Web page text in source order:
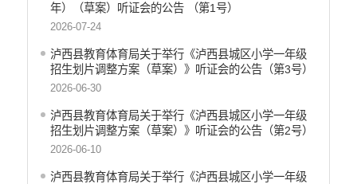
年）（草案）听证会的公告 （第1号）
2026-07-24
泸西县教育体育局关于举行《泸西县城区小学一年级
招生划片调整方案（草案）》听证会的公告（第3号）
2026-06-30
泸西县教育体育局关于举行《泸西县城区小学一年级
招生划片调整方案（草案）》听证会的公告（第2号）
2026-06-10
泸西县教育体育局关于举行《泸西县城区小学一年级